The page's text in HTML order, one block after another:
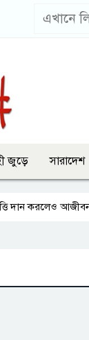
জুড়ে সারাদেশ
করলেও আজীবন